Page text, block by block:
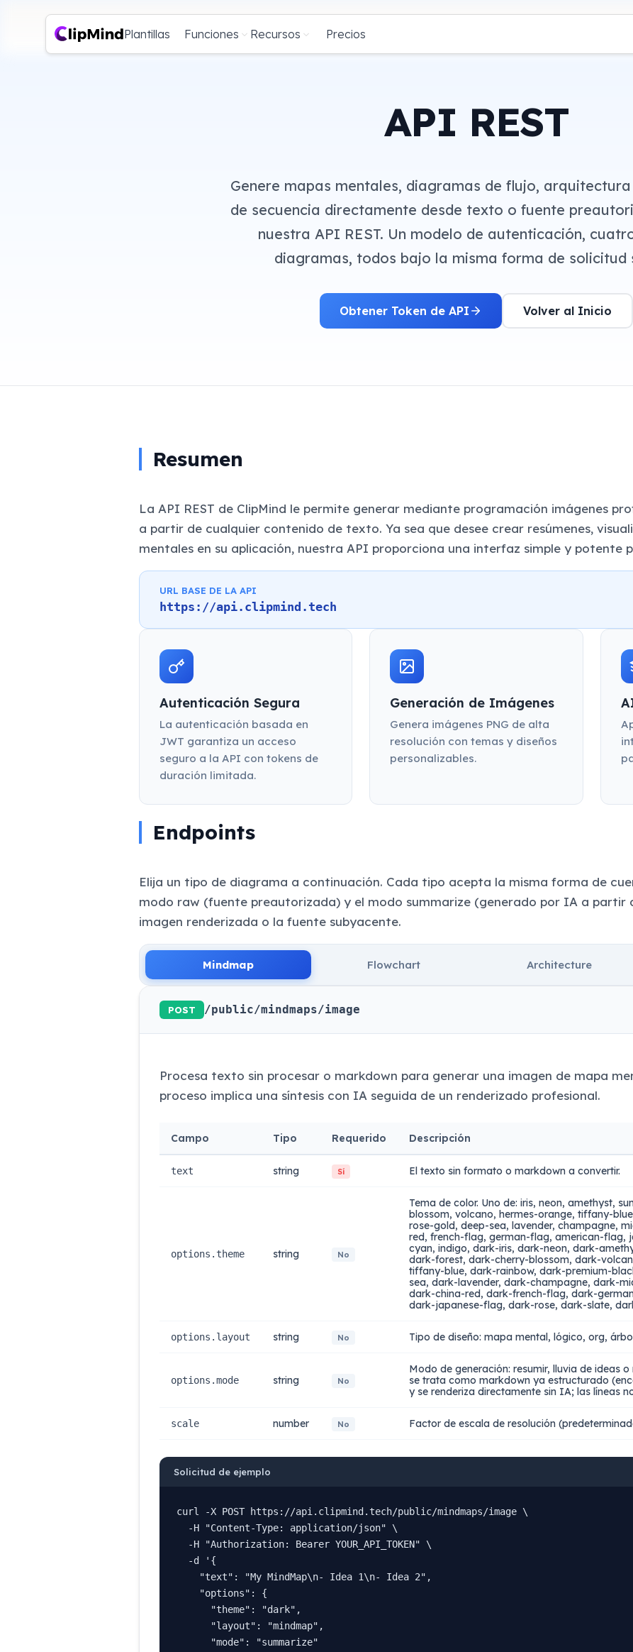
Plantillas Funciones Recursos Precios
API REST
Genere mapas mentales, diagramas de flujo,
de secuencia directamente desde texto o fuente
nuestra API REST. Un modelo de autenticación,
diagramas, todos bajo la misma forma de solicitud
Obtener Token de API Volver al Inicio
Resumen
La API REST de ClipMind le permite generar mediante programación imágenes
a partir de cualquier contenido de texto. Ya sea que desee crear resúmenes,
mentales en su aplicación, nuestra API proporciona una interfaz simple y potente
URL BASE DE LA API
https://api.clipmind.tech
Autenticación Segura
La autenticación basada en
JWT garantiza un acceso
seguro a la API con tokens de
duración limitada.
Generación de Imágenes
Genera imágenes PNG de alta
resolución con temas y diseños
personalizables.
Endpoints
Elija un tipo de diagrama a continuación. Cada tipo acepta la misma forma de
modo raw (fuente preautorizada) y el modo summarize (generado por IA a partir
imagen renderizada o la fuente subyacente.
Mindmap Flowchart Architecture
POST /public/mindmaps/image
Procesa texto sin procesar o markdown para generar una imagen de mapa
proceso implica una síntesis con IA seguida de un renderizado profesional.
Campo Tipo Requerido Descripción
text string Sí El texto sin formato o markdown a convertir.
options.theme string No
Tema de color. Uno de: iris, neon, amethyst,
blossom, volcano, hermes-orange, tiffany-
rose-gold, deep-sea, lavender, champagne,
red, french-flag, german-flag, american-flag,
cyan, indigo, dark-iris, dark-neon, dark-
dark-forest, dark-cherry-blossom, dark-
tiffany-blue, dark-rainbow, dark-premium-
sea, dark-lavender, dark-champagne, dark-
dark-china-red, dark-french-flag, dark-
dark-japanese-flag, dark-rose, dark-slate,
options.layout string No Tipo de diseño: mapa mental, lógico, org,
options.mode string No
Modo de generación: resumir, lluvia de ideas
se trata como markdown ya estructurado
y se renderiza directamente sin IA; las líneas
scale number No Factor de escala de resolución
Solicitud de ejemplo
curl -X POST https://api.clipmind.tech/public/mindmaps/image \
  -H "Content-Type: application/json" \
  -H "Authorization: Bearer YOUR_API_TOKEN" \
  -d '{
    "text": "My MindMap\n- Idea 1\n- Idea 2",
    "options": {
      "theme": "dark",
      "layout": "mindmap",
      "mode": "summarize"